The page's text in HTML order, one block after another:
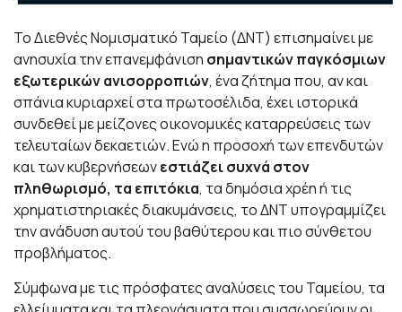
ΤοΔιεθνές Νομισματικό Ταμείο (ΔΝΤ) επισημαίνει με
ανησυχία την επανεμφάνιση σημαντικών παγκόσμιων
εξωτερικών ανισορροπιών, ένα ζήτημα που, αν και
σπάνια κυριαρχεί στα πρωτοσέλιδα, έχει ιστορικά
συνδεθεί με μείζονες οικονομικές καταρρεύσεις των
τελευταίων δεκαετιών. Ενώ η προσοχή των επενδυτών
και των κυβερνήσεωνεστιάζει συχνά στον
πληθωρισμό, τα επιτόκια, τα δημόσια χρέη ή τις
χρηματιστηριακές διακυμάνσεις, το ΔΝΤ υπογραμμίζει
την ανάδυση αυτού του βαθύτερου και πιο σύνθετου
προβλήματος.
Σύμφωνα με τις πρόσφατες αναλύσεις του Ταμείου, τα